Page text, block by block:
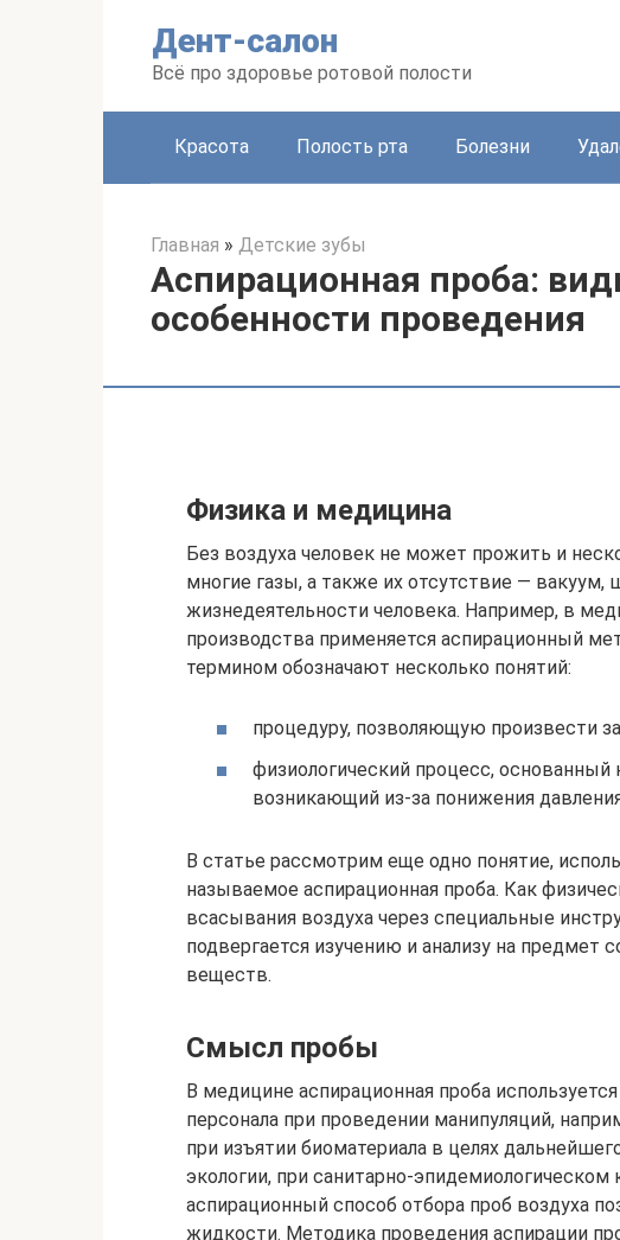
Дент-салон
Всё про здоровье ротовой полости
Красота Полость рта Болезни
Главная » Детские зубы
Аспирационная проба:
особенности проведения
Физика и медицина
Без воздуха человек не может прожить и
многие газы, а также их отсутствие — вакуум,
жизнедеятельности человека. Например, в
производства применяется аспирационный
термином обозначают несколько понятий:
процедуру, позволяющую произвести
физиологический процесс, основанный
возникающий из-за понижения
В статье рассмотрим еще одно понятие,
называемое аспирационная проба. Как
всасывания воздуха через специальные
подвергается изучению и анализу на предмет
веществ.
Смысл пробы
В медицине аспирационная проба
персонала при проведении манипуляций,
при изъятии биоматериала в целях
экологии, при санитарно-
аспирационный способ отбора проб воздуха
жидкости. Методика проведения аспирации